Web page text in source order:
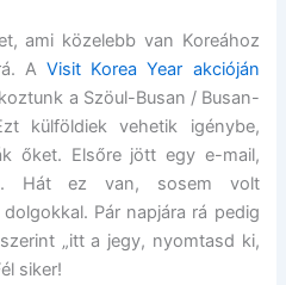
ami közelebb van Koreához
AVisit Korea Year akcióján
a Szöul-Busan / Busan-
külföldiek vehetik igénybe,
őket. Elsőre jött egy e-mail,
Hát ez van, sosem volt
Pár napjára rá pedig
„itt a jegy, nyomtasd ki,
siker!